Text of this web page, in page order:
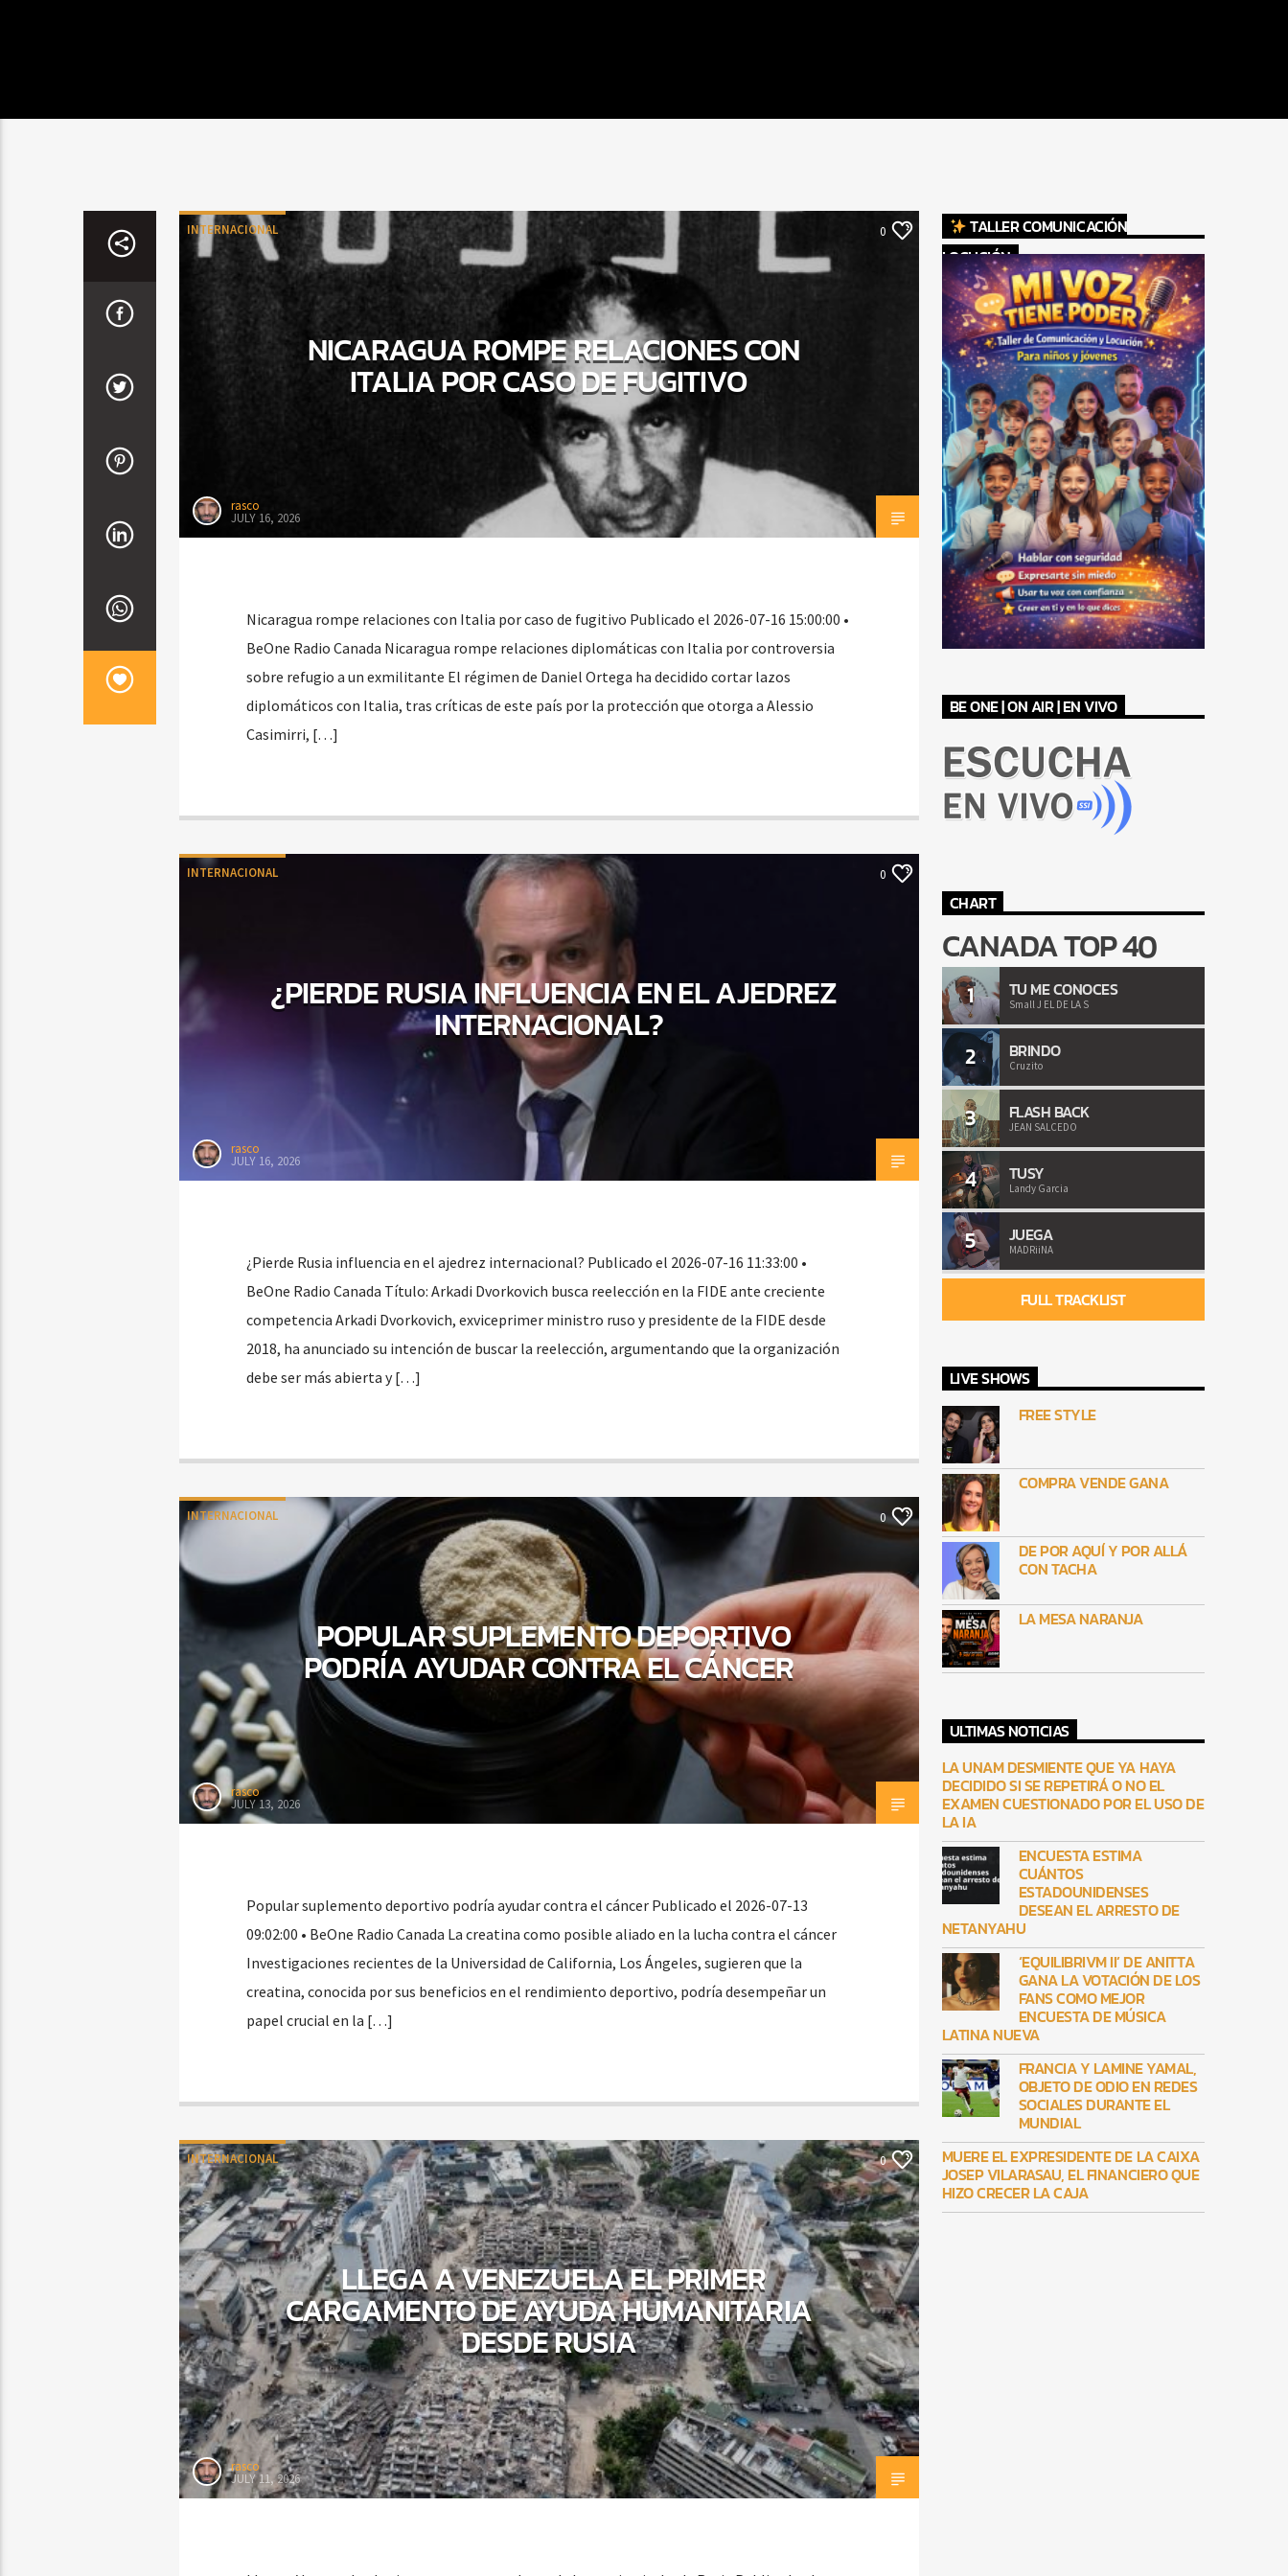
INTERNACIONAL 0
NICARAGUA ROMPE RELACIONES CON
ITALIA POR CASO DE FUGITIVO
rasco
JULY 16, 2026
Nicaragua rompe relaciones con Italia por caso de fugitivo Publicado el 2026-07-16 15:00:00 •
BeOne Radio Canada Nicaragua rompe relaciones diplomáticas con Italia por controversia
sobre refugio a un exmilitante El régimen de Daniel Ortega ha decidido cortar lazos
diplomáticos con Italia, tras críticas de este país por la protección que otorga a Alessio
Casimirri, […]
INTERNACIONAL 0
¿PIERDE RUSIA INFLUENCIA EN EL AJEDREZ
INTERNACIONAL?
rasco
JULY 16, 2026
¿Pierde Rusia influencia en el ajedrez internacional? Publicado el 2026-07-16 11:33:00 •
BeOne Radio Canada Título: Arkadi Dvorkovich busca reelección en la FIDE ante creciente
competencia Arkadi Dvorkovich, exviceprimer ministro ruso y presidente de la FIDE desde
2018, ha anunciado su intención de buscar la reelección, argumentando que la organización
debe ser más abierta y […]
INTERNACIONAL 0
POPULAR SUPLEMENTO DEPORTIVO
PODRÍA AYUDAR CONTRA EL CÁNCER
rasco
JULY 13, 2026
Popular suplemento deportivo podría ayudar contra el cáncer Publicado el 2026-07-13
09:02:00 • BeOne Radio Canada La creatina como posible aliado en la lucha contra el cáncer
Investigaciones recientes de la Universidad de California, Los Ángeles, sugieren que la
creatina, conocida por sus beneficios en el rendimiento deportivo, podría desempeñar un
papel crucial en la […]
INTERNACIONAL 0
LLEGA A VENEZUELA EL PRIMER
CARGAMENTO DE AYUDA HUMANITARIA
DESDE RUSIA
rasco
JULY 11, 2026
TALLER COMUNICACIÓN
LOCUCIÓN
BE ONE | ON AIR | EN VIVO
CHART
CANADA TOP 40
1 TU ME CONOCES
Small J EL DE LA S
2 BRINDO
Cruzito
3 FLASH BACK
JEAN SALCEDO
4 TUSY
Landy Garcia
5 JUEGA
MADRiiNA
FULL TRACKLIST
LIVE SHOWS
FREE STYLE
COMPRA VENDE GANA
DE POR AQUÍ Y POR ALLÁ
CON TACHA
LA MESA NARANJA
ULTIMAS NOTICIAS
LA UNAM DESMIENTE QUE YA HAYA
DECIDIDO SI SE REPETIRÁ O NO EL
EXAMEN CUESTIONADO POR EL USO DE
LA IA
ENCUESTA ESTIMA
CUÁNTOS
ESTADOUNIDENSES
DESEAN EL ARRESTO DE
NETANYAHU
‘EQUILIBRIVM II’ DE ANITTA
GANA LA VOTACIÓN DE LOS
FANS COMO MEJOR
ENCUESTA DE MÚSICA
LATINA NUEVA
FRANCIA Y LAMINE YAMAL,
OBJETO DE ODIO EN REDES
SOCIALES DURANTE EL
MUNDIAL
MUERE EL EXPRESIDENTE DE LA CAIXA
JOSEP VILARASAU, EL FINANCIERO QUE
HIZO CRECER LA CAJA